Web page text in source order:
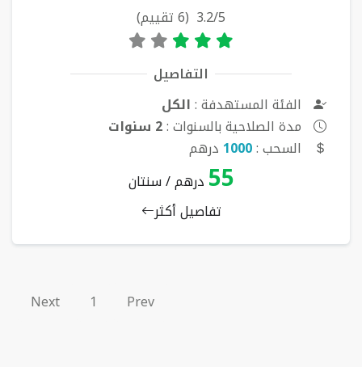
3.2/5 (6 تقييم)
التفاصيل
الفئة المستهدفة :الكل
مدة الصلاحية بالسنوات :2 سنوات
السحب :1000 درهم
55 درهم / سنتان
تفاصيل أكثر
Prev
1
Next